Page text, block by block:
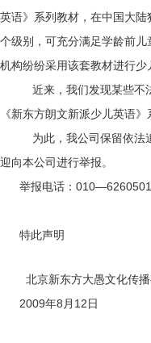
英语》系列教材，在中国大
个级别，可充分满足学龄前
机构纷纷采用该套教材进行少
近来，我们发现某些不
《新东方朗文新派少儿英语
为此，我公司保留依法
迎向本公司进行举报。
举报电话：010—62605019
特此声明
北京新东方大愚文化传
2009年8月12日